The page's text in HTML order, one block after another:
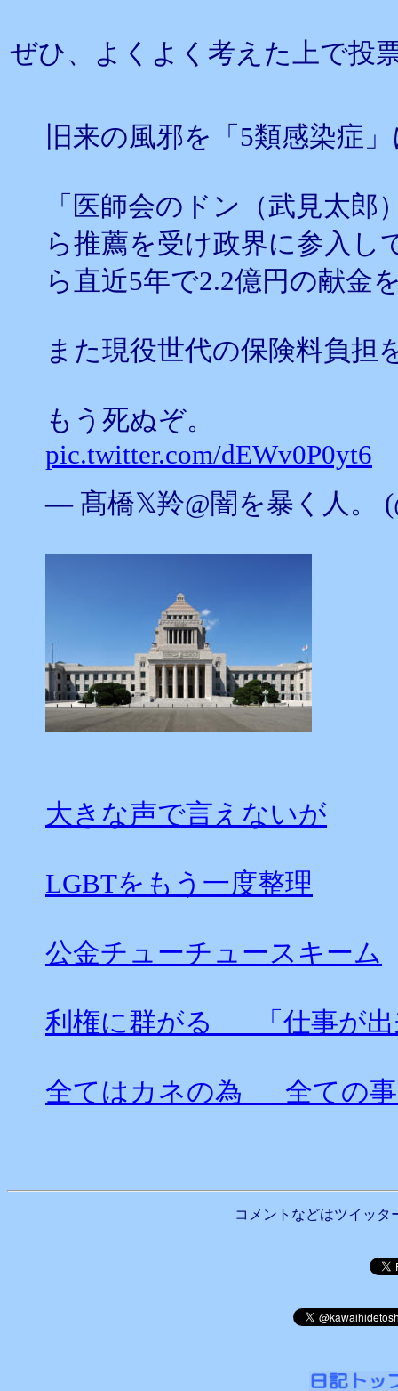
ぜひ、よくよく考えた上で投
旧来の風邪を「5類感染症
「医師会のドン（武見太
ら推薦を受け政界に参入し
ら直近5年で2.2億円の献金
また現役世代の保険料負担
もう死ぬぞ。
pic.twitter.com/dEWv0P0yt6
— 髙橋𝕏羚@闇を暴く人。
大きな声で言えないが
LGBTをもう一度整理
公金チューチュースキーム
利権に群がる 「仕事が出
全てはカネの為 全ての事
コメントなどはツイッタ